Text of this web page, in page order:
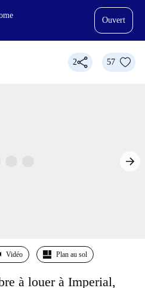
Ouvert
2 57
Vidéo Plan au sol
à louer à Imperial,